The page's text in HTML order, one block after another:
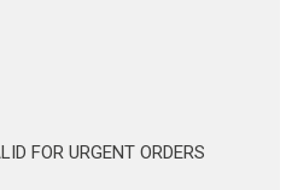
FOR URGENT ORDERS